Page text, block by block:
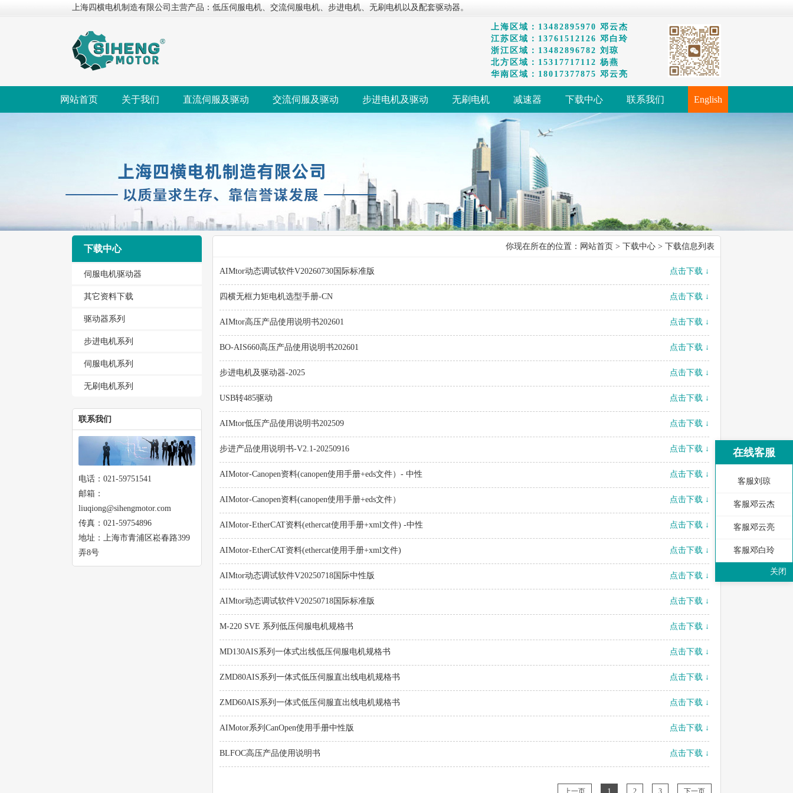
上海四横电机制造有限公司主营产品：低压伺服电机、交流伺服电机、步进电机、无刷电机以及配套驱动器。
上海区域：13482895970 邓云杰
江苏区域：13761512126 邓白玲
浙江区域：13482896782 刘琼
北方区域：15317717112 杨燕
华南区域：18017377875 邓云亮
网站首页 关于我们 直流伺服及驱动 交流伺服及驱动 步进电机及驱动 无刷电机 减速器 下载中心 联系我们 English
下载中心
伺服电机驱动器
其它资料下载
驱动器系列
步进电机系列
伺服电机系列
无刷电机系列
联系我们
电话：021-59751541
邮箱：
liuqiong@sihengmotor.com
传真：021-59754896
地址：上海市青浦区崧春路399
弄8号
你现在所在的位置： 网站首页 > 下载中心 > 下载信息列表
AIMtor动态调试软件V20260730国际标准版 点击下载 ↓
四横无框力矩电机选型手册-CN 点击下载 ↓
AIMtor高压产品使用说明书202601 点击下载 ↓
BO-AIS660高压产品使用说明书202601 点击下载 ↓
步进电机及驱动器-2025 点击下载 ↓
USB转485驱动 点击下载 ↓
AIMtor低压产品使用说明书202509 点击下载 ↓
步进产品使用说明书-V2.1-20250916 点击下载 ↓
AIMotor-Canopen资料(canopen使用手册+eds文件）- 中性 点击下载 ↓
AIMotor-Canopen资料(canopen使用手册+eds文件） 点击下载 ↓
AIMotor-EtherCAT资料(ethercat使用手册+xml文件) -中性 点击下载 ↓
AIMotor-EtherCAT资料(ethercat使用手册+xml文件) 点击下载 ↓
AIMtor动态调试软件V20250718国际中性版 点击下载 ↓
AIMtor动态调试软件V20250718国际标准版 点击下载 ↓
M-220 SVE 系列低压伺服电机规格书 点击下载 ↓
MD130AIS系列一体式出线低压伺服电机规格书 点击下载 ↓
ZMD80AIS系列一体式低压伺服直出线电机规格书 点击下载 ↓
ZMD60AIS系列一体式低压伺服直出线电机规格书 点击下载 ↓
AIMotor系列CanOpen使用手册中性版 点击下载 ↓
BLFOC高压产品使用说明书 点击下载 ↓
上一页 2 3 下一页
在线客服
客服刘琼
客服邓云杰
客服邓云亮
客服邓白玲
关闭